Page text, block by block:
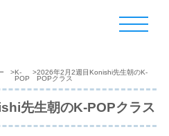
>K-
POP
>2026年2月2週目Konishi先生朝のK-
POPクラス
先生朝のK-POPクラス